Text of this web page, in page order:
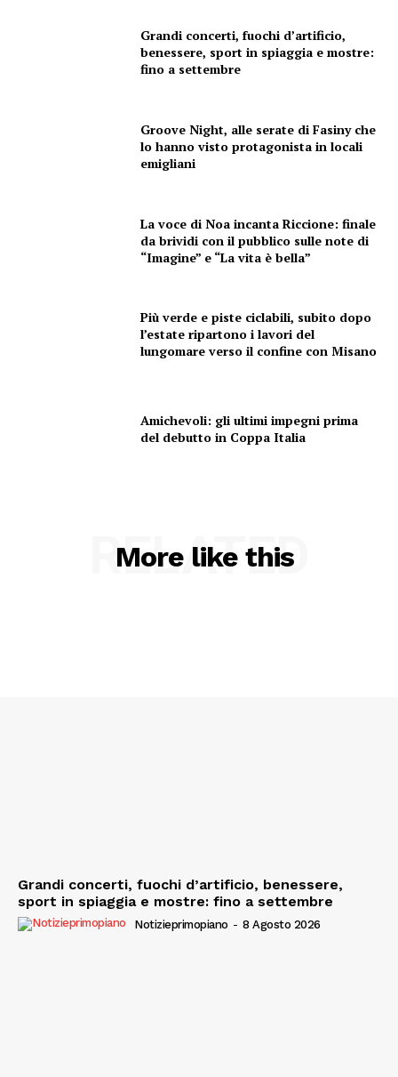
Grandi concerti, fuochi d’artificio,
benessere, sport in spiaggia e mostre:
fino a settembre
Groove Night, alle serate di Fasiny che
lo hanno visto protagonista in locali
emigliani
La voce di Noa incanta Riccione: finale
da brividi con il pubblico sulle note di
“Imagine” e “La vita è bella”
Più verde e piste ciclabili, subito dopo
l’estate ripartono i lavori del
lungomare verso il confine con Misano
Amichevoli: gli ultimi impegni prima
del debutto in Coppa Italia
More like this
RELATED
Grandi concerti, fuochi d’artificio, benessere,
sport in spiaggia e mostre: fino a settembre
Notizieprimopiano - 8 Agosto 2026